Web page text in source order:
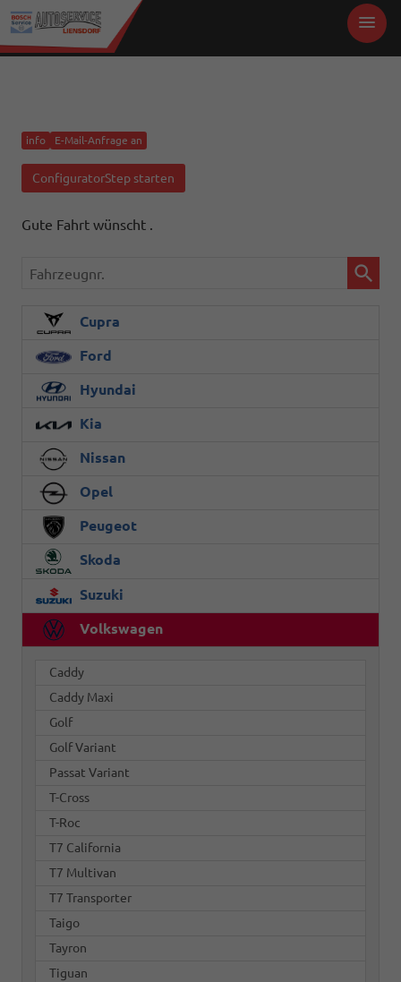
info E-Mail-Anfrage an
ConfiguratorStep starten
Gute Fahrt wünscht .
Fahrzeugnr.
Cupra
Ford
Hyundai
Kia
Nissan
Opel
Peugeot
Skoda
Suzuki
Volkswagen
Caddy
Caddy Maxi
Golf
Golf Variant
Passat Variant
T-Cross
T-Roc
T7 California
T7 Multivan
T7 Transporter
Taigo
Tayron
Tiguan